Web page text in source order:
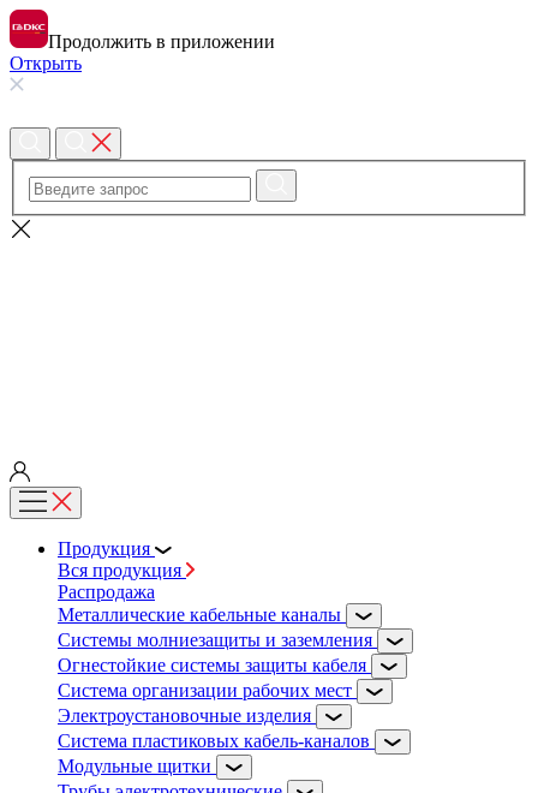
Продолжить в приложении
Открыть
Продукция
Вся продукция
Распродажа
Металлические кабельные каналы
Системы молниезащиты и заземления
Огнестойкие системы защиты кабеля
Система организации рабочих мест
Электроустановочные изделия
Система пластиковых кабель-каналов
Модульные щитки